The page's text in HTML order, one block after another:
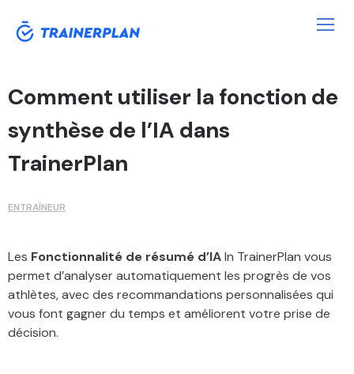
Comment utiliser la fonction de
synthèse de l’IA dans
TrainerPlan
ENTRAÎNEUR
Les Fonctionnalité de résumé d’IAIn TrainerPlan vous
permet d’analyser automatiquement les progrès de vos
athlètes, avec des recommandations personnalisées qui
vous font gagner du temps et améliorent votre prise de
décision.